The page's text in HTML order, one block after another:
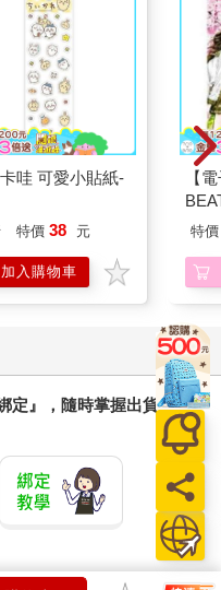
哇 可愛小貼紙-
特價 38 元
加入購物車
【
（
特價
定』，隨時掌握出貨動